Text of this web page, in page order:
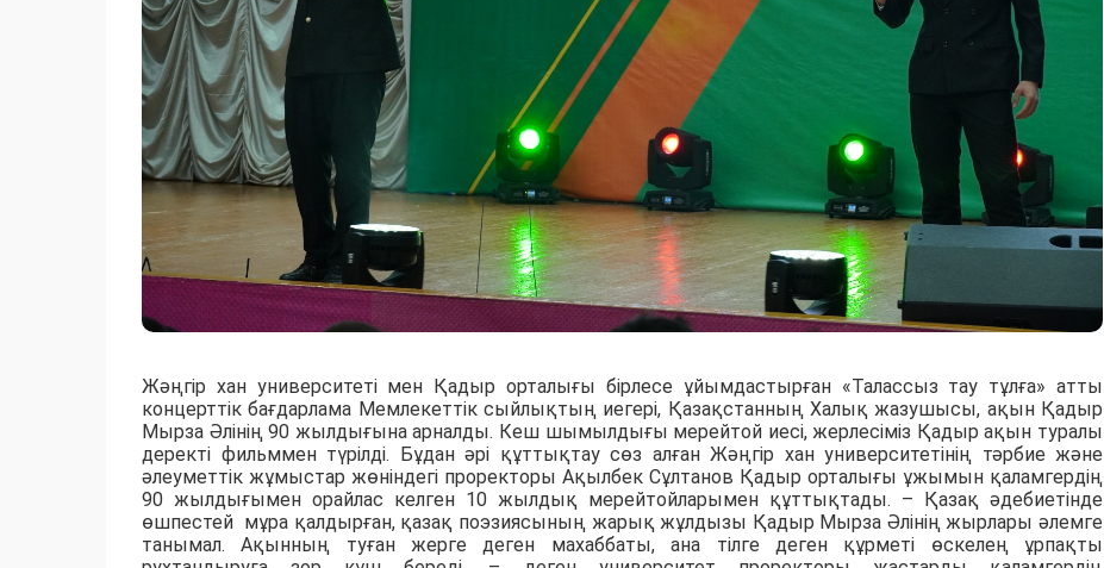
Жәңгір хан университеті мен Қадыр орталығы бірлесе ұйымдастырған «Талассыз тау тұлға» атты
концерттік бағдарлама Мемлекеттік сыйлықтың иегері, Қазақстанның Халық жазушысы, ақын Қадыр
Мырза Әлінің 90 жылдығына арналды. Кеш шымылдығы мерейтой иесі, жерлесіміз Қадыр ақын туралы
деректі фильммен түрілді. Бұдан әрі құттықтау сөз алған Жәңгір хан университетінің тәрбие және
әлеуметтік жұмыстар жөніндегі проректоры Ақылбек Сұлтанов Қадыр орталығы ұжымын қаламгердің
90 жылдығымен орайлас келген 10 жылдық мерейтойларымен құттықтады. – Қазақ әдебиетінде
өшпестей мұра қалдырған, қазақ поэзиясының жарық жұлдызы Қадыр Мырза Әлінің жырлары әлемге
танымал. Ақынның туған жерге деген махаббаты, ана тілге деген құрметі өскелең ұрпақты